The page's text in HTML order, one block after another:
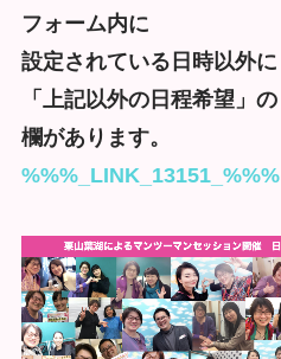
フォーム内に
設定されている日時以外に
「上記以外の日程希望」の
欄があります。
%%%_LINK_13151_%%%